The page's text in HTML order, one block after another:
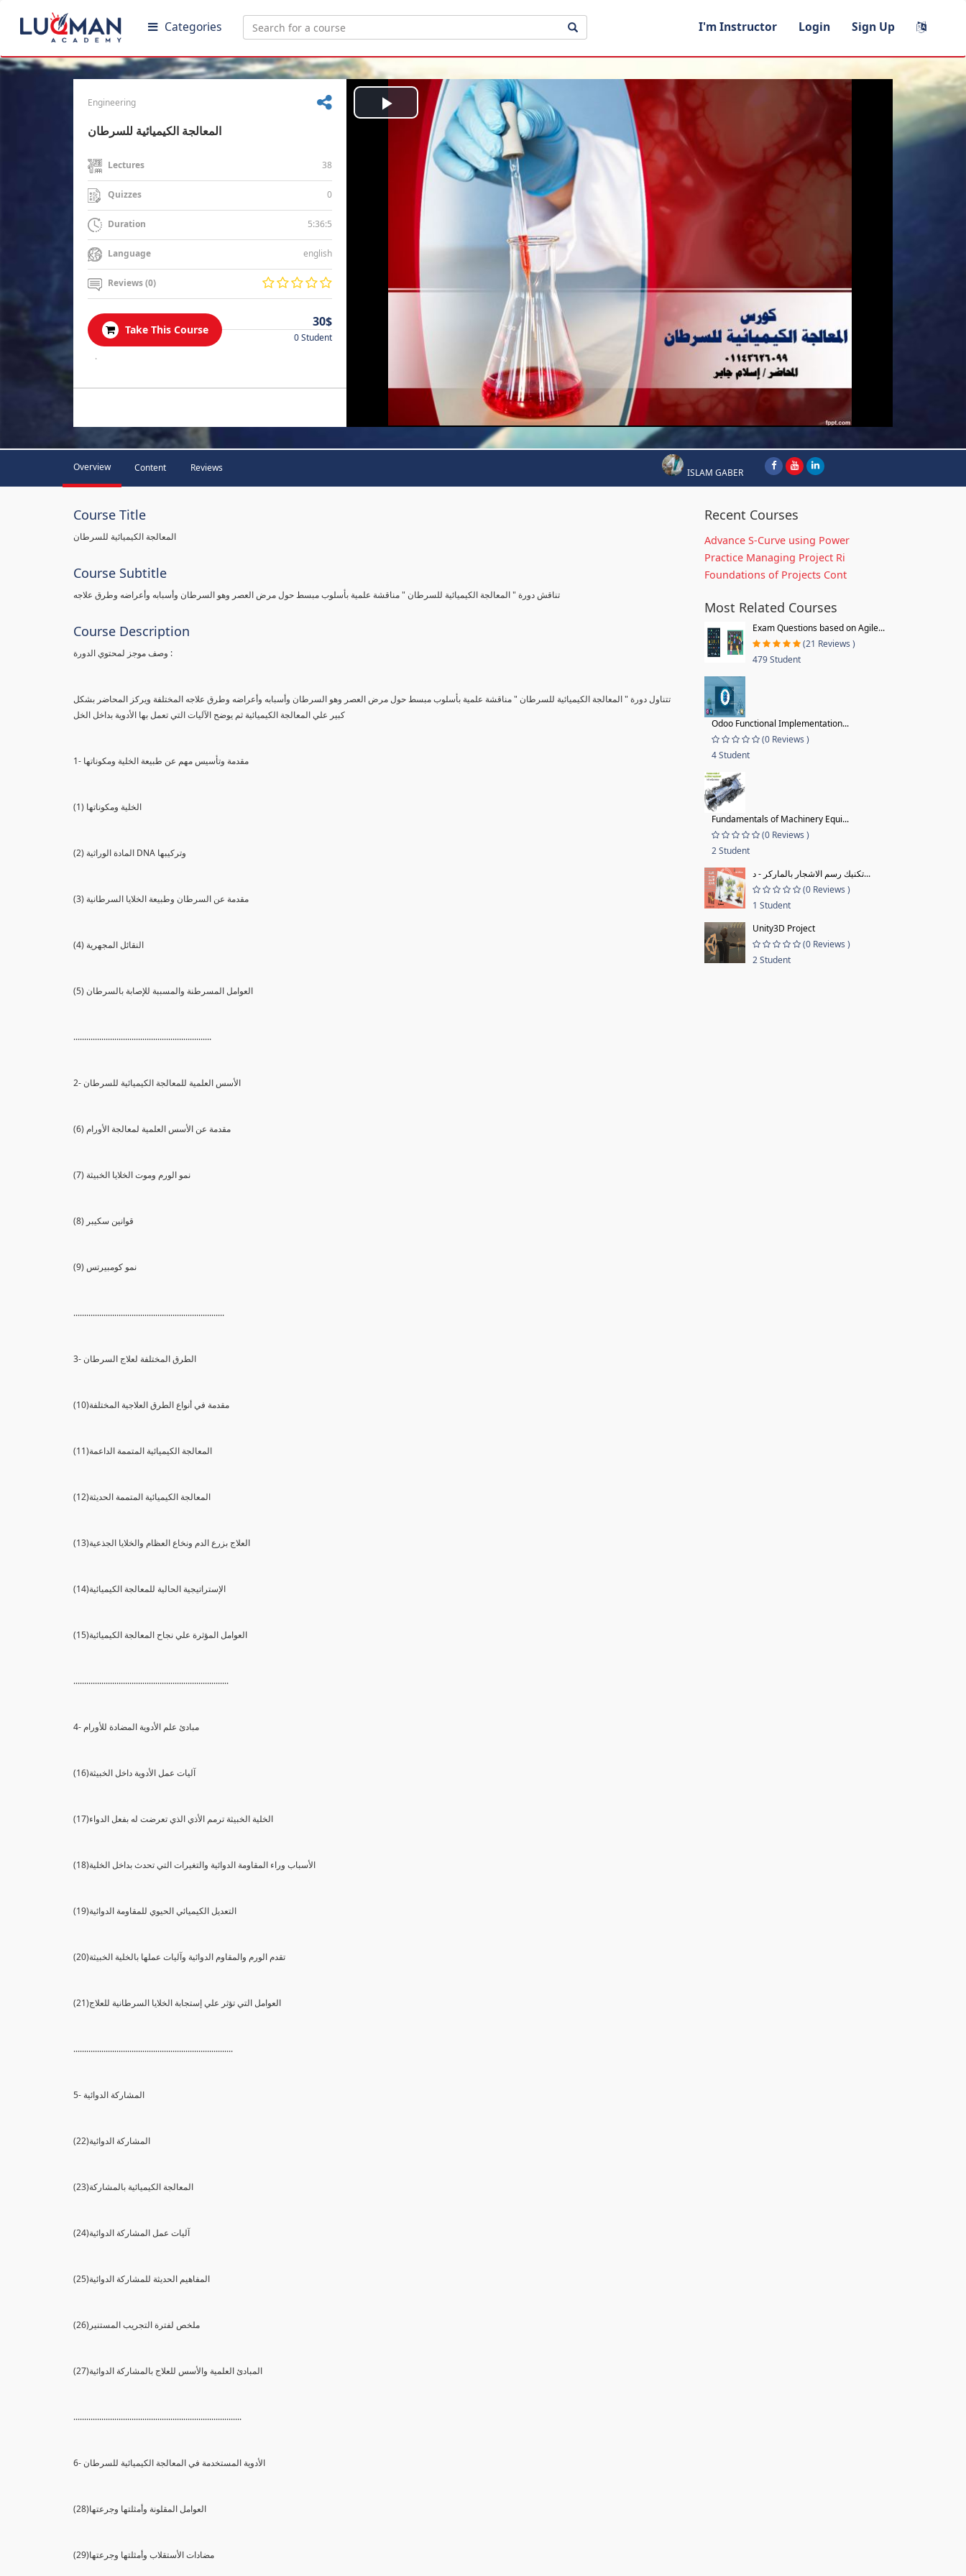
Categories I'm Instructor Login Sign Up
Engineering
المعالجة الكيميائية للسرطان
Lectures 38
Quizzes 0
Duration 5:36:5
Language english
Reviews (0)
Take This Course
30$
0 Student
.
Play
Video
Overview Content Reviews ISLAM GABER
Course Title
المعالجة الكيميائية للسرطان
Course Subtitle
تناقش دورة " المعالجة الكيميائية للسرطان " مناقشة علمية بأسلوب مبسط حول مرض العصر وهو السرطان وأسبابه وأعراضه وطرق علاجه
Course Description
وصف موجز لمحتوي الدورة :
تتناول دورة " المعالجة الكيميائية للسرطان " مناقشة علمية بأسلوب مبسط حول مرض العصر وهو السرطان وأسبابه وأعراضه وطرق علاجه المختلفة ويركز المحاضر بشكل
كبير علي المعالجة الكيميائية ثم يوضح الآليات التي تعمل بها الأدوية بداخل الخل
1- مقدمة وتأسيس مهم عن طبيعة الخلية ومكوناتها
(1) الخلية ومكوناتها
(2) المادة الوراثية DNA وتركيبها
(3) مقدمة عن السرطان وطبيعة الخلايا السرطانية
(4) النقائل المجهرية
(5) العوامل المسرطنة والمسببة للإصابة بالسرطان
................................................................
2- الأسس العلمية للمعالجة الكيميائية للسرطان
(6) مقدمة عن الأسس العلمية لمعالجة الأورام
(7) نمو الورم وموت الخلايا الخبيثة
(8) قوانين سكيبر
(9) نمو كومبيرتس
......................................................................
3- الطرق المختلفة لعلاج السرطان
(10)مقدمة في أنواع الطرق العلاجية المختلفة
(11)المعالجة الكيميائية المتممة الداعمة
(12)المعالجة الكيميائية المتممة الحديثة
(13)العلاج بزرع الدم ونخاع العظام والخلايا الجذعية
(14)الإستراتيجية الحالية للمعالجة الكيميائية
(15)العوامل المؤثرة علي نجاح المعالجة الكيميائية
........................................................................
4- مبادئ علم الأدوية المضادة للأورام
(16)آليات عمل الأدوية داخل الخبيثة
(17)الخلية الخبيثة ترمم الأذي الذي تعرضت له بفعل الدواء
(18)الأسباب وراء المقاومة الدوائية والتغيرات التي تحدث بداخل الخلية
(19)التعديل الكيميائي الحيوي للمقاومة الدوائية
(20)تقدم الورم والمقاوم الدوائية وآليات عملها بالخلية الخبيثة
(21)العوامل التي تؤثر علي إستجابة الخلايا السرطانية للعلاج
..........................................................................
5- المشاركة الدوائية
(22)المشاركة الدوائية
(23)المعالجة الكيميائية بالمشاركة
(24)آليات عمل المشاركة الدوائية
(25)المفاهيم الحديثة للمشاركة الدوائية
(26)ملخص لفترة التجريب المستنير
(27)المبادئ العلمية والأسس للعلاج بالمشاركة الدوائية
..............................................................................
6- الأدوية المستخدمة في المعالجة الكيميائية للسرطان
(28)العوامل المقلونة وأمثلتها وجرعتها
(29)مضادات الأستقلاب وأمثلتها وجرعتها
Recent Courses
Advance S-Curve using Power
Practice Managing Project Ri
Foundations of Projects Cont
Most Related Courses
Exam Questions based on Agile...
(21 Reviews )
479 Student
Odoo Functional Implementation...
(0 Reviews )
4 Student
Fundamentals of Machinery Equi...
(0 Reviews )
2 Student
تكنيك رسم الاشجار بالماركر - د...
(0 Reviews )
1 Student
Unity3D Project
(0 Reviews )
2 Student